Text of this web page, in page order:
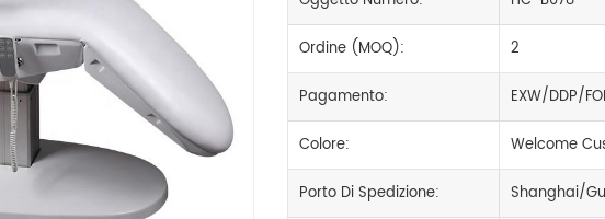
Ordine (MOQ): 2
Pagamento: EXW/DDP/
Colore: Welcome
Porto Di Spedizione: Shanghai/